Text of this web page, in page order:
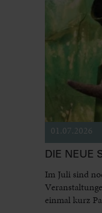
01.07.2026
DIE NEUE
Im Juli sind
einmal kurz